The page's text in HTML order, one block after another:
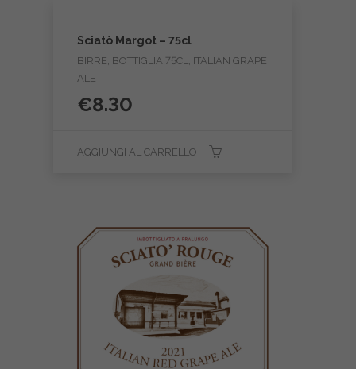
Sciatò Margot – 75cl
BIRRE, BOTTIGLIA 75CL, ITALIAN GRAPE
ALE
€8.30
AGGIUNGI AL CARRELLO